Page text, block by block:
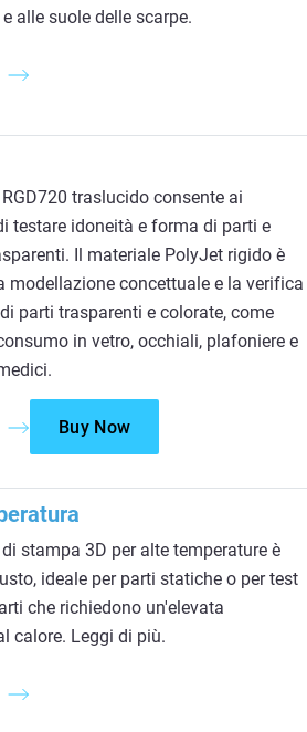
alle suole delle scarpe.
traslucido consente ai
testare idoneità e forma di parti e
Il materiale PolyJet rigido è
modellazione concettuale e la verifica
parti trasparenti e colorate, come
in vetro, occhiali, plafoniere e
Buy Now
stampa 3D per alte temperature è
ideale per parti statiche o per test
che richiedono un'elevata
calore. Leggi di più.